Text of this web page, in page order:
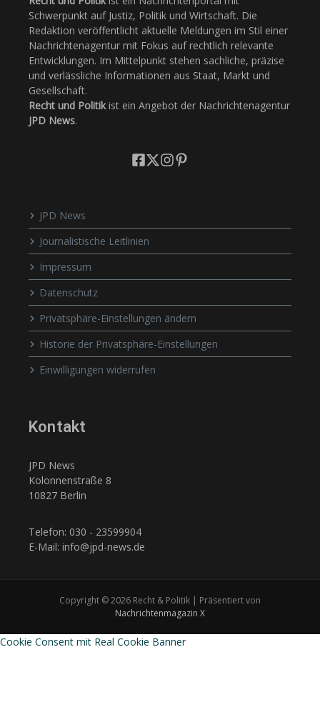
Schwerpunkt auf Justiz, Politik und Wirtschaft. Die
Redaktion veröffentlicht aktuelle Meldungen im Stil einer
Nachrichtenagentur mit Fokus auf rechtlich relevante
Entwicklungen. Im Mittelpunkt stehen sachliche, präzise
und verlässliche Informationen aus Staat, Markt und
Gesellschaft.
Recht und Politikist ein Angebot der Nachrichtenagentur
JPD News.
JPD News
Journalistische Leitlinien
Impressum
Datenschutz
Privatsphäre-Einstellungen ändern
Historie der Privatsphäre-Einstellungen
Einwilligungen widerrufen
Kontakt
JPD News
Kolonnenstraße 8
10827 Berlin
Telefon: 030 - 23599904
E-Mail: info@jpd-news.de
Copyright © 2026 Recht & Politik | Präsentiert von
Nachrichtenmagazin X
Cookie Consent mit Real Cookie Banner